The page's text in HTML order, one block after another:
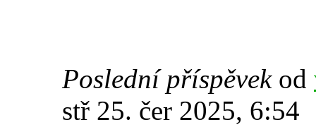
Poslední příspěvekod
stř 25. čer 2025, 6:54